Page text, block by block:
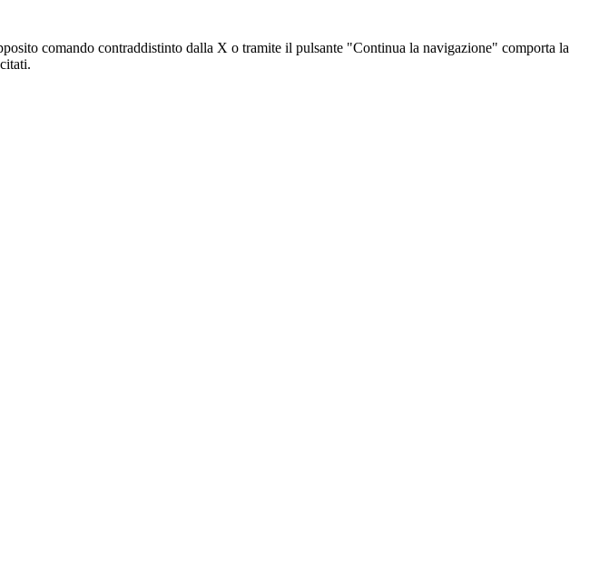
comando contraddistinto dalla X o tramite il pulsante "Continua la navigazione" comporta la